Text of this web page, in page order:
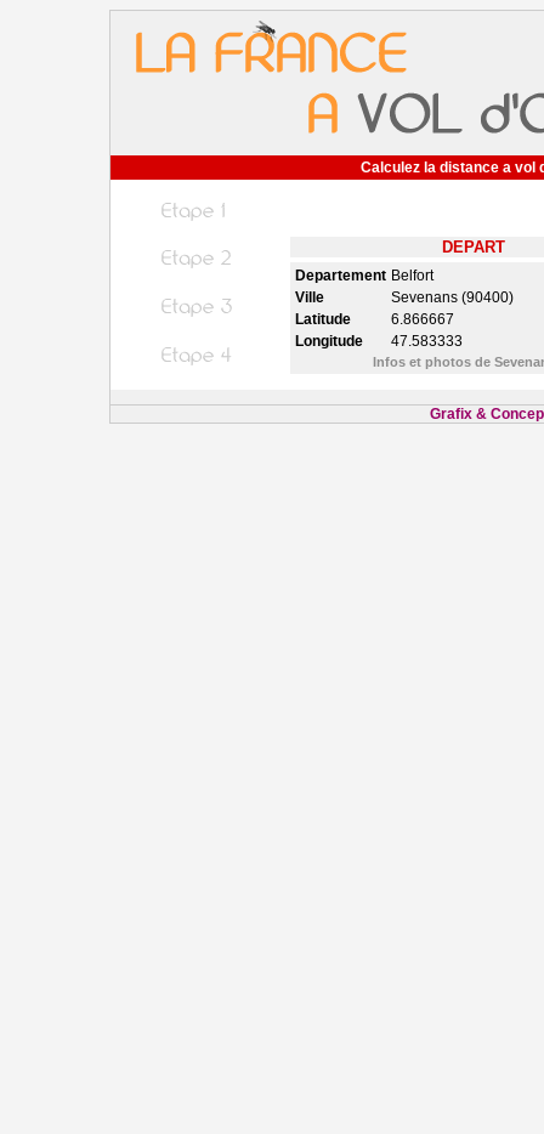
Calculez la distance a vol
DEPART
Departement Belfort
Ville
Sevenans (90400)
Latitude
6.866667
Longitude
47.583333
Infos et photos de
Grafix &